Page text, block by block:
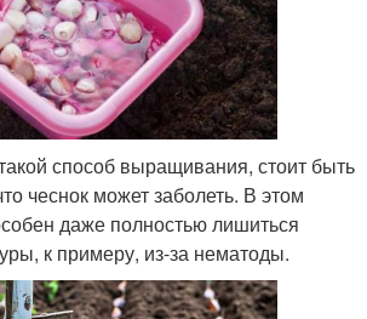
способ выращивания, стоит быть
чеснок может заболеть. В этом
даже полностью лишиться
к примеру, из-за нематоды.